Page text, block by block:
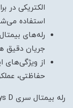
الکتریکی در
استفاده
جریان دقیق
از ویژگی‌های
حفاظتی،
رله بیمتال سری TeSys D